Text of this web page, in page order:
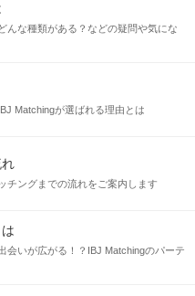
際会館を抜けて地上出て
銀行」が入った「井門三宮
ート
んな種類がある？などの疑問や気にな
Matchingが選ばれる理由とは
チングまでの流れをご案内します
会いが広がる！？IBJ Matchingのパーテ